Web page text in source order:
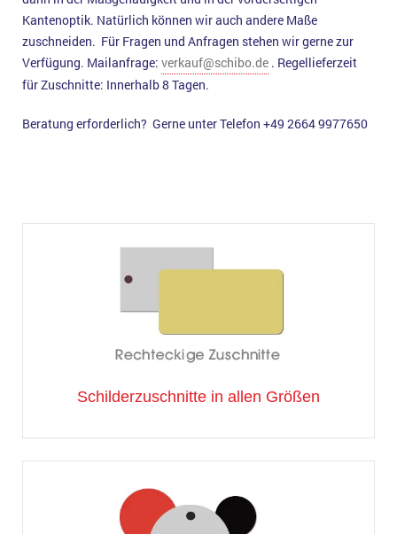
Kantenoptik. Natürlich können wir auch andere Maße
zuschneiden. Für Fragen und Anfragen stehen wir gerne zur
Verfügung. Mailanfrage: verkauf@schibo.de . Regellieferzeit
für Zuschnitte: Innerhalb 8 Tagen.
Beratung erforderlich? Gerne unter Telefon +49 2664 9977650
Schilderzuschnitte in allen Größen